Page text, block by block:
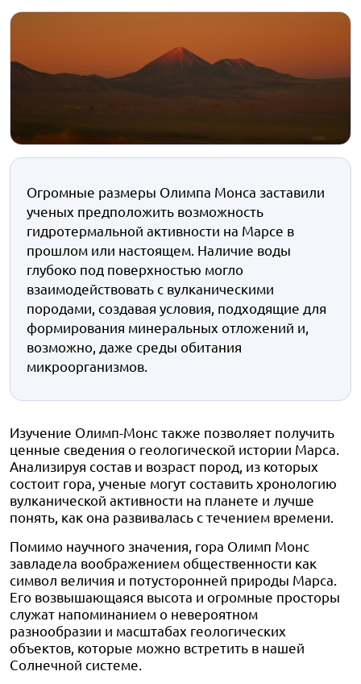
Огромные размеры Олимпа Монса заставили
ученых предположить возможность
гидротермальной активности на Марсе в
прошлом или настоящем. Наличие воды
глубоко под поверхностью могло
взаимодействовать с вулканическими
породами, создавая условия, подходящие для
формирования минеральных отложений и,
возможно, даже среды обитания
микроорганизмов.
Изучение Олимп-Монс также позволяет получить
ценные сведения о геологической истории Марса.
Анализируя состав и возраст пород, из которых
состоит гора, ученые могут составить хронологию
вулканической активности на планете и лучше
понять, как она развивалась с течением времени.
Помимо научного значения, гора Олимп Монс
завладела воображением общественности как
символ величия и потусторонней природы Марса.
Его возвышающаяся высота и огромные просторы
служат напоминанием о невероятном
разнообразии и масштабах геологических
объектов, которые можно встретить в нашей
Солнечной системе.